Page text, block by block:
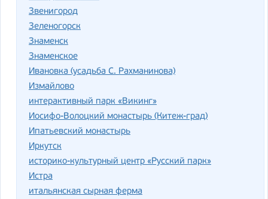
Звенигород
Зеленогорск
Знаменск
Знаменское
Ивановка (усадьба С. Рахманинова)
Измайлово
интерактивный парк «Викинг»
Иосифо-Волоцкий монастырь (Китеж-град)
Ипатьевский монастырь
Иркутск
историко-культурный центр «Русский парк»
Истра
итальянская сырная ферма